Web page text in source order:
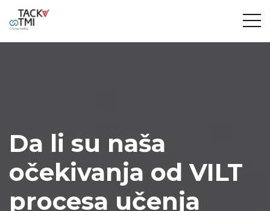
Da li su naša
očekivanja od VILT
procesa učenja